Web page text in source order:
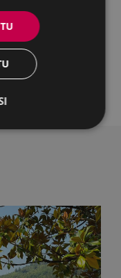
"Bekak,
sakatuta.
beharko dira,
erantsita.